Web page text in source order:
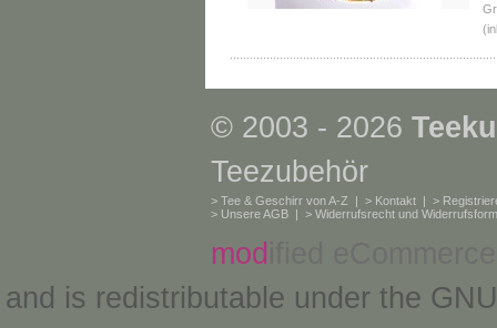
© 2003 - 2026
Teezubehör
> Tee & Geschirr von A-Z | > Kontakt | >
> Unsere AGB | > Widerrufsrecht und
mod
and is redistributable under the